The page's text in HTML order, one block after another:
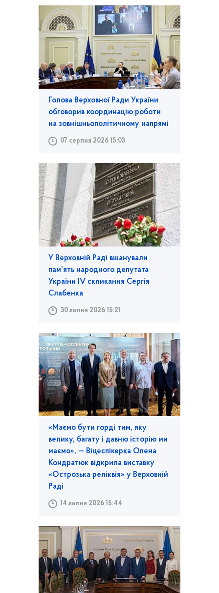
Голова Верховної Ради України
обговорив координацію роботи
на зовнішньополітичному напрямі
07 серпня 2026 15:03
У Верховній Раді вшанували
пам’ять народного депутата
України IV скликання Сергія
Слабенка
30 липня 2026 15:21
«Маємо бути горді тим, яку
велику, багату і давню історію ми
маємо», — Віцеспікерка Олена
Кондратюк відкрила виставку
«Острозька реліквія» у Верховній
Раді
14 липня 2026 15:44